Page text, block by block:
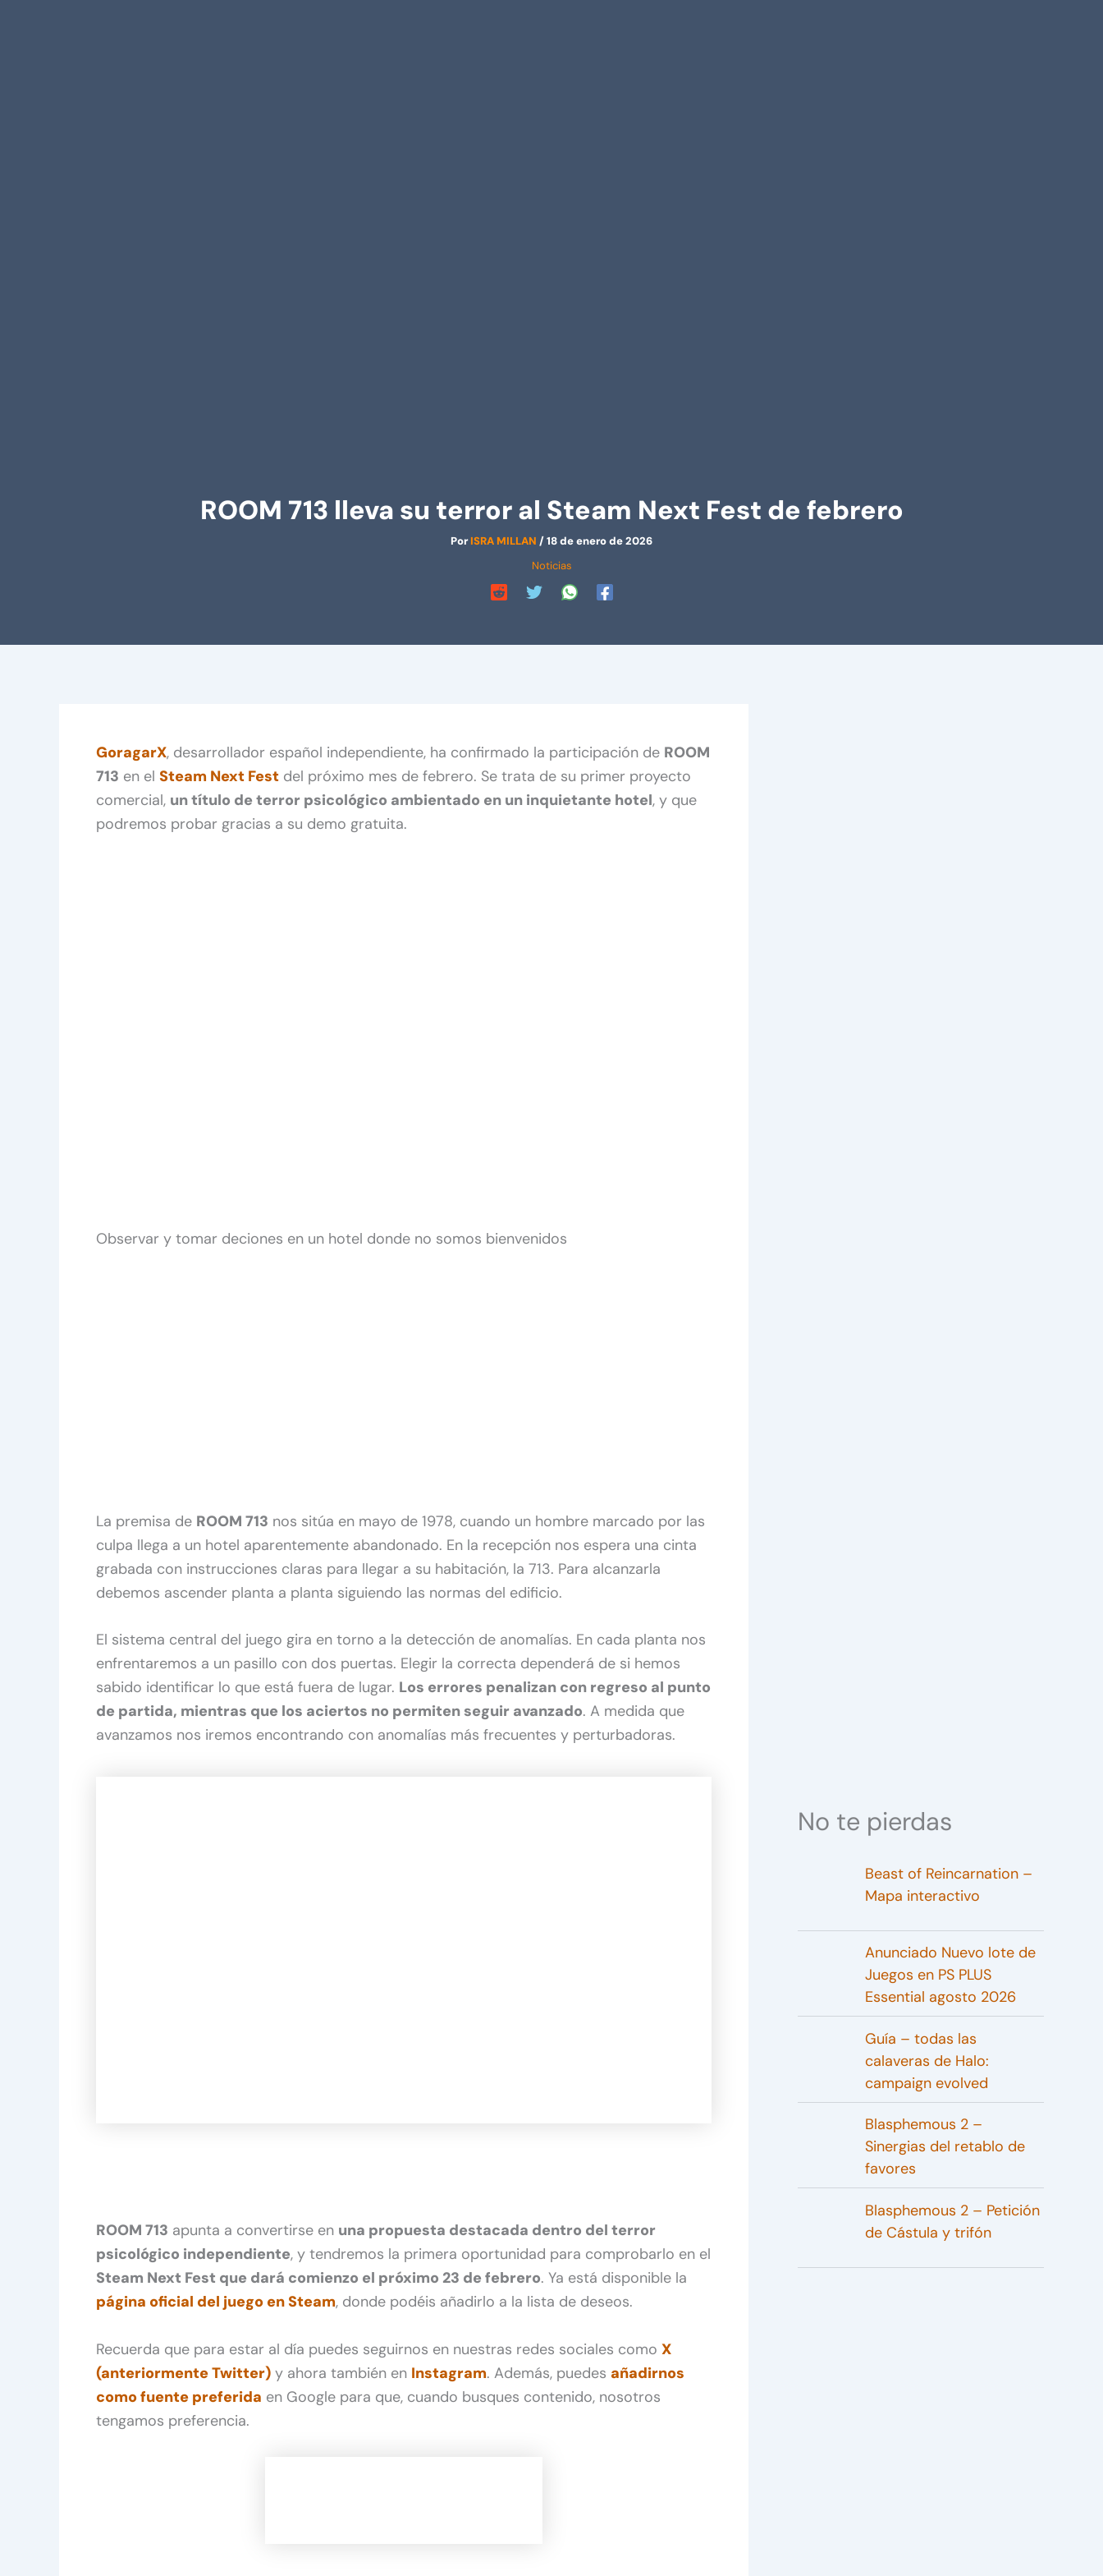
ROOM 713 lleva su terror al Steam Next Fest de febrero
PorISRA MILLAN /18 de enero de 2026
Noticias
GoragarX, desarrollador español independiente, ha confirmado la participación de ROOM
713 en el Steam Next Fest del próximo mes de febrero. Se trata de su primer proyecto
comercial, un título de terror psicológico ambientado en un inquietante hotel, y que
podremos probar gracias a su demo gratuita.
Observar y tomar deciones en un hotel donde no somos bienvenidos
La premisa de ROOM 713 nos sitúa en mayo de 1978, cuando un hombre marcado por las
culpa llega a un hotel aparentemente abandonado. En la recepción nos espera una cinta
grabada con instrucciones claras para llegar a su habitación, la 713. Para alcanzarla
debemos ascender planta a planta siguiendo las normas del edificio.
El sistema central del juego gira en torno a la detección de anomalías. En cada planta nos
enfrentaremos a un pasillo con dos puertas. Elegir la correcta dependerá de si hemos
sabido identificar lo que está fuera de lugar. Los errores penalizan con regreso al punto
de partida, mientras que los aciertos no permiten seguir avanzado. A medida que
avanzamos nos iremos encontrando con anomalías más frecuentes y perturbadoras.
ROOM 713 apunta a convertirse en una propuesta destacada dentro del terror
psicológico independiente, y tendremos la primera oportunidad para comprobarlo en el
Steam Next Fest que dará comienzo el próximo 23 de febrero. Ya está disponible la
página oficial del juego en Steam, donde podéis añadirlo a la lista de deseos.
Recuerda que para estar al día puedes seguirnos en nuestras redes sociales como X
(anteriormente Twitter) y ahora también en Instagram. Además, puedes añadirnos
como fuente preferida en Google para que, cuando busques contenido, nosotros
tengamos preferencia.
No te pierdas
Beast of Reincarnation –
Mapa interactivo
Anunciado Nuevo lote de
Juegos en PS PLUS
Essential agosto 2026
Guía – todas las
calaveras de Halo:
campaign evolved
Blasphemous 2 –
Sinergias del retablo de
favores
Blasphemous 2 – Petición
de Cástula y trifón